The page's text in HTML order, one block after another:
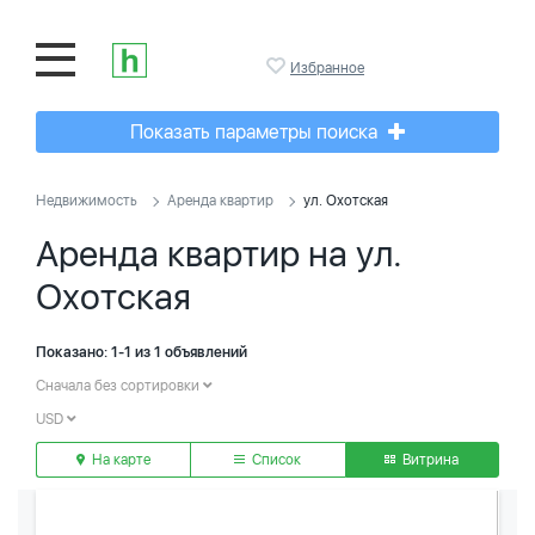
Избранное
Показать параметры поиска
Недвижимость Аренда квартир ул. Охотская
Аренда квартир на ул.
Охотская
Показано: 1-1 из 1 объявлений
Сначала без сортировки
USD
На карте Список Витрина